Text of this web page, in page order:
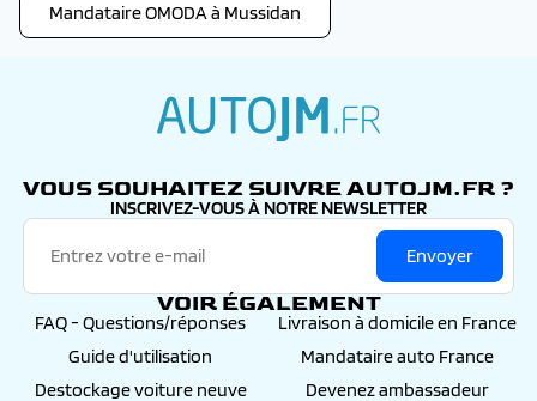
Mandataire OMODA à Mussidan
VOUS SOUHAITEZ SUIVRE AUTOJM.FR ?
INSCRIVEZ-VOUS À NOTRE NEWSLETTER
Envoyer
VOIR ÉGALEMENT
FAQ - Questions/réponses
Livraison à domicile en France
Guide d'utilisation
Mandataire auto France
Destockage voiture neuve
Devenez ambassadeur